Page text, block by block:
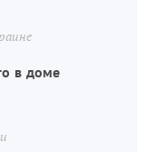
в доме